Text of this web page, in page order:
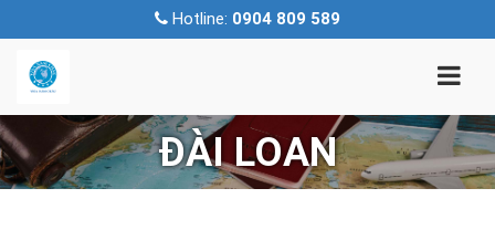
Hotline: 0904 809 589
ĐÀI LOAN